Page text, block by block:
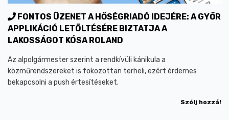
FONTOS ÜZENET A HŐSÉGRIADÓ IDEJÉRE: A GYŐR
APPLIKÁCIÓ LETÖLTÉSÉRE BIZTATJA A
LAKOSSÁGOT KÓSA ROLAND
Az alpolgármester szerint a rendkívüli kánikula a
közműrendszereket is fokozottan terheli, ezért érdemes
bekapcsolni a push értesítéseket.
Szólj hozzá!